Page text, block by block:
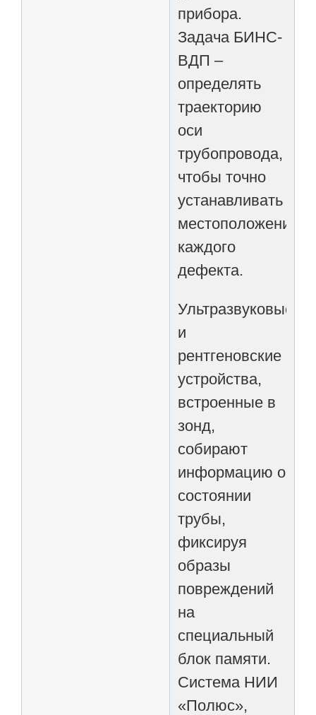
прибора.
Задача БИНС-
ВДП –
определять
траекторию
оси
трубопровода,
чтобы точно
устанавливать
местоположение
каждого
дефекта.
Ультразвуковые
и
рентгеновские
устройства,
встроенные в
зонд,
собирают
информацию о
состоянии
трубы,
фиксируя
образы
повреждений
на
специальный
блок памяти.
Система НИИ
«Полюс»,